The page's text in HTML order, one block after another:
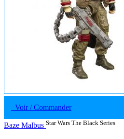
Voir / Commander
Baze Malbus Star Wars The Black Series